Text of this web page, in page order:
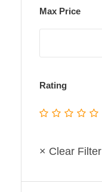
Max Price
Rating
× Clear Filter